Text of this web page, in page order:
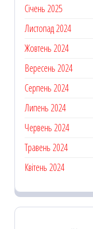
Січень 2025
Листопад 2024
Жовтень 2024
Вересень 2024
Серпень 2024
Липень 2024
Червень 2024
Травень 2024
Квітень 2024